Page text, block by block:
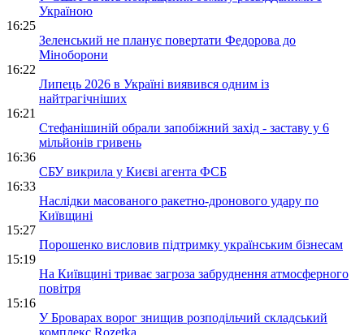
Україною
16:25
Зеленський не планує повертати Федорова до
Міноборони
16:22
Липець 2026 в Україні виявився одним із
найтрагічніших
16:21
Стефанішиній обрали запобіжний захід - заставу у 6
мільйонів гривень
16:36
СБУ викрила у Києві агента ФСБ
16:33
Наслідки масованого ракетно-дронового удару по
Київщині
15:27
Порошенко висловив підтримку українським бізнесам
15:19
На Київщині триває загроза забруднення атмосферного
повітря
15:16
У Броварах ворог знищив розподільчий складський
комплекс Rozetka